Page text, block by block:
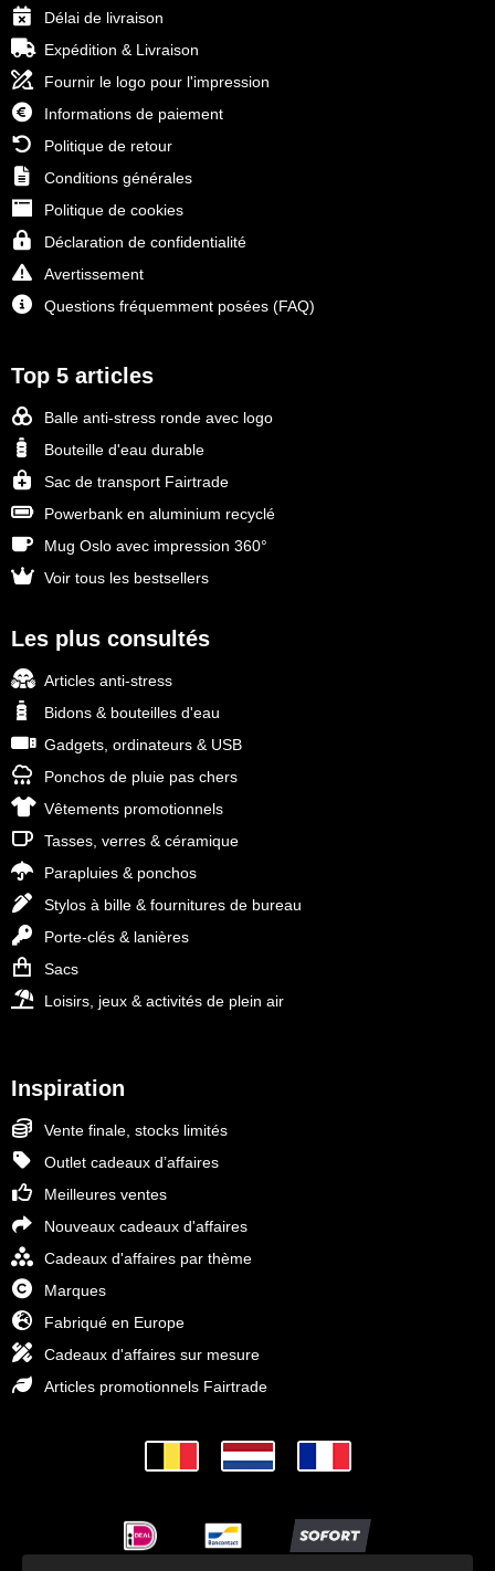
Délai de livraison
Expédition & Livraison
Fournir le logo pour l'impression
Informations de paiement
Politique de retour
Conditions générales
Politique de cookies
Déclaration de confidentialité
Avertissement
Questions fréquemment posées (FAQ)
Top 5 articles
Balle anti-stress ronde avec logo
Bouteille d'eau durable
Sac de transport Fairtrade
Powerbank en aluminium recyclé
Mug Oslo avec impression 360°
Voir tous les bestsellers
Les plus consultés
Articles anti-stress
Bidons & bouteilles d'eau
Gadgets, ordinateurs & USB
Ponchos de pluie pas chers
Vêtements promotionnels
Tasses, verres & céramique
Parapluies & ponchos
Stylos à bille & fournitures de bureau
Porte-clés & lanières
Sacs
Loisirs, jeux & activités de plein air
Inspiration
Vente finale, stocks limités
Outlet cadeaux d’affaires
Meilleures ventes
Nouveaux cadeaux d'affaires
Cadeaux d'affaires par thème
Marques
Fabriqué en Europe
Cadeaux d'affaires sur mesure
Articles promotionnels Fairtrade